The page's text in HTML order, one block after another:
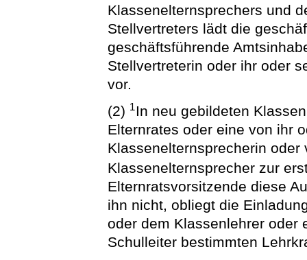
Klassenelternsprechers und
Stellvertreters lädt die
geschäftsführende
Stellvertreterin oder ihr oder
vor.
(2) 1 In neu gebildeten
Elternrates oder eine von ihr
Klassenelternsprecherin oder
Klassenelternsprecher zur
Elternratsvorsitzende diese
ihn nicht, obliegt die
oder dem Klassenlehrer oder
Schulleiter bestimmten